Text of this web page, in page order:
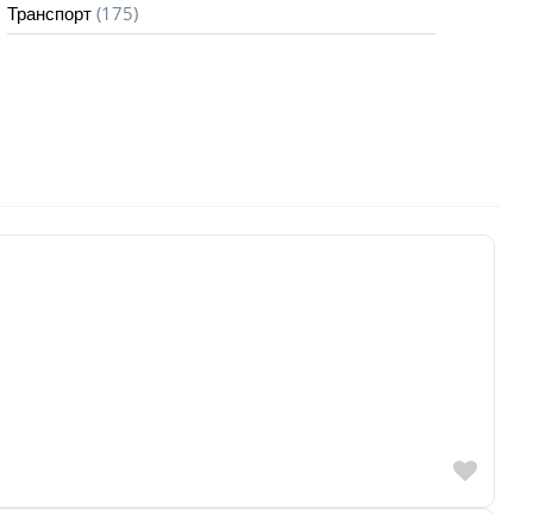
Транспорт (175)